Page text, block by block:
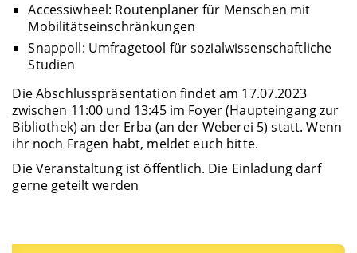
Accessiwheel: Routenplaner für Menschen mit
Mobilitätseinschränkungen
Snappoll: Umfragetool für sozialwissenschaftliche
Studien
Die Abschlusspräsentation findet am 17.07.2023
zwischen 11:00 und 13:45 im Foyer (Haupteingang zur
Bibliothek) an der Erba (an der Weberei 5) statt. Wenn
ihr noch Fragen habt, meldet euch bitte.
Die Veranstaltung ist öffentlich. Die Einladung darf
gerne geteilt werden